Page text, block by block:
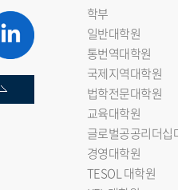
학부
일반대학원
통번역대학원
국제지역대학원
법학전문대학원
교육대학원
글로벌공공리더십
경영대학원
TESOL 대학원